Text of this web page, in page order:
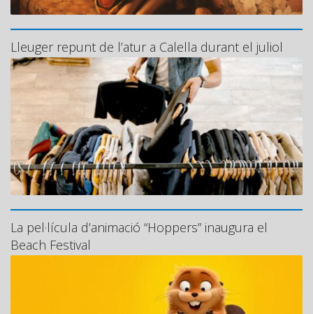
Lleuger repunt de l’atur a Calella durant el juliol
La pel·lícula d’animació “Hoppers” inaugura el
Beach Festival